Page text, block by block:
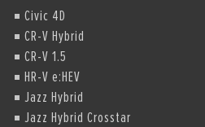
Civic 4D
CR-V Hybrid
CR-V 1.5
HR-V e:HEV
Jazz Hybrid
Jazz Hybrid Crosstar